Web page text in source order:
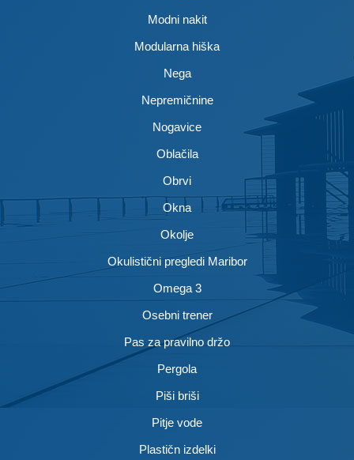
Modni nakit
Modularna hiška
Nega
Nepremičnine
Nogavice
Oblačila
Obrvi
Okna
Okolje
Okulistični pregledi Maribor
Omega 3
Osebni trener
Pas za pravilno držo
Pergola
Piši briši
Pitje vode
Plastičn izdelki